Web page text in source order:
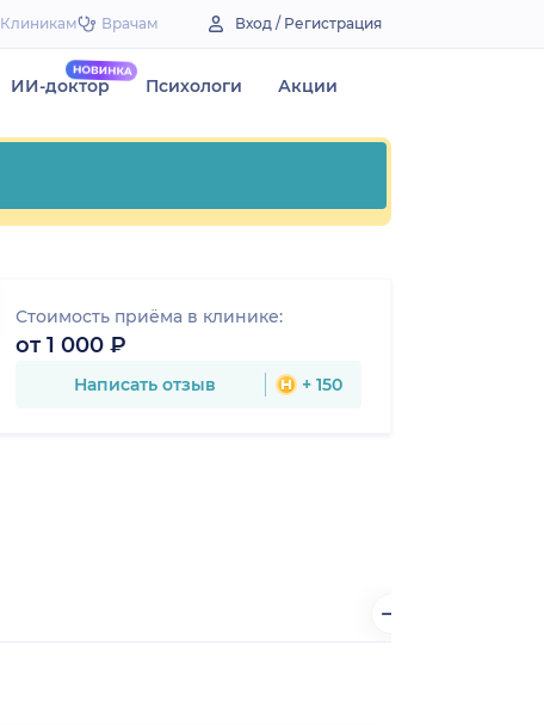
Клиникам Врачам Вход / Регистрация
ИИ-доктор Психологи Акции
Стоимость приёма в клинике:
от 1 000 ₽
Написать отзыв + 150